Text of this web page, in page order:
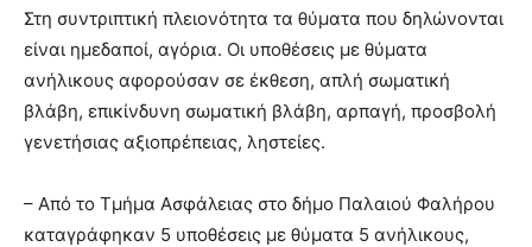
Στη συντριπτική πλειονότητα τα θύματα που δηλώνονται
είναι ημεδαποί, αγόρια. Οι υποθέσεις με θύματα
ανήλικους αφορούσαν σε έκθεση, απλή σωματική
βλάβη, επικίνδυνη σωματική βλάβη, αρπαγή, προσβολή
γενετήσιας αξιοπρέπειας, ληστείες.
– Από το Τμήμα Ασφάλειας στο δήμο Παλαιού Φαλήρου
καταγράφηκαν 5 υποθέσεις με θύματα 5 ανήλικους,